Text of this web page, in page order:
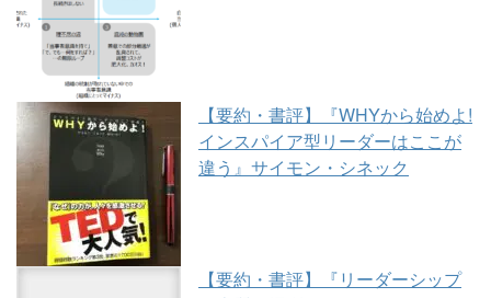
【要約・書評】『WHYから始めよ!
インスパイア型リーダーはここが
違う』サイモン・シネック
【要約・書評】『リーダーシップ